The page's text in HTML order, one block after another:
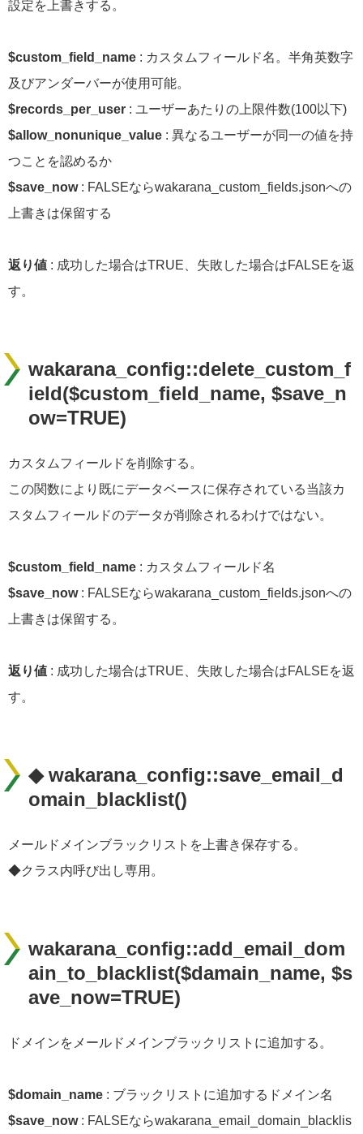
設定を上書きする。
$custom_field_name : カスタムフィールド名。半角英数字
及びアンダーバーが使用可能。
$records_per_user : ユーザーあたりの上限件数(100以下)
$allow_nonunique_value : 異なるユーザーが同一の値を持
つことを認めるか
$save_now: FALSEならwakarana_custom_fields.jsonへの
上書きは保留する
返り値 : 成功した場合はTRUE、失敗した場合はFALSEを返
す。
wakarana_config::delete_custom_f
ield($custom_field_name, $save_n
ow=TRUE)
カスタムフィールドを削除する。
この関数により既にデータベースに保存されている当該カ
スタムフィールドのデータが削除されるわけではない。
$custom_field_name : カスタムフィールド名
$save_now: FALSEならwakarana_custom_fields.jsonへの
上書きは保留する。
返り値 : 成功した場合はTRUE、失敗した場合はFALSEを返
す。
◆ wakarana_config::save_email_d
omain_blacklist()
メールドメインブラックリストを上書き保存する。
◆クラス内呼び出し専用。
wakarana_config::add_email_dom
ain_to_blacklist($damain_name, $s
ave_now=TRUE)
ドメインをメールドメインブラックリストに追加する。
$domain_name : ブラックリストに追加するドメイン名
$save_now: FALSEならwakarana_email_domain_blacklis